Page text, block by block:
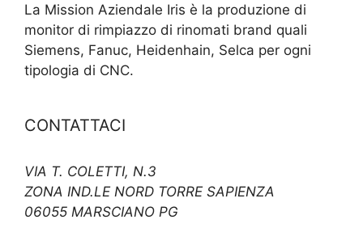
La Mission Aziendale Iris è la produzione di
monitor di rimpiazzo di rinomati brand quali
Siemens, Fanuc, Heidenhain, Selca per ogni
tipologia di CNC.
CONTATTACI
VIA T. COLETTI, N.3
ZONA IND.LE NORD TORRE SAPIENZA
06055 MARSCIANO PG